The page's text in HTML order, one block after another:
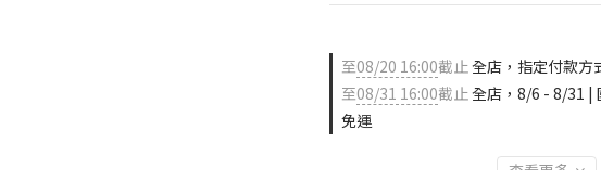
至08/20 16:00截止全店，指定付款方
至08/31 16:00截止全店，8/6 - 8/31 |
免運